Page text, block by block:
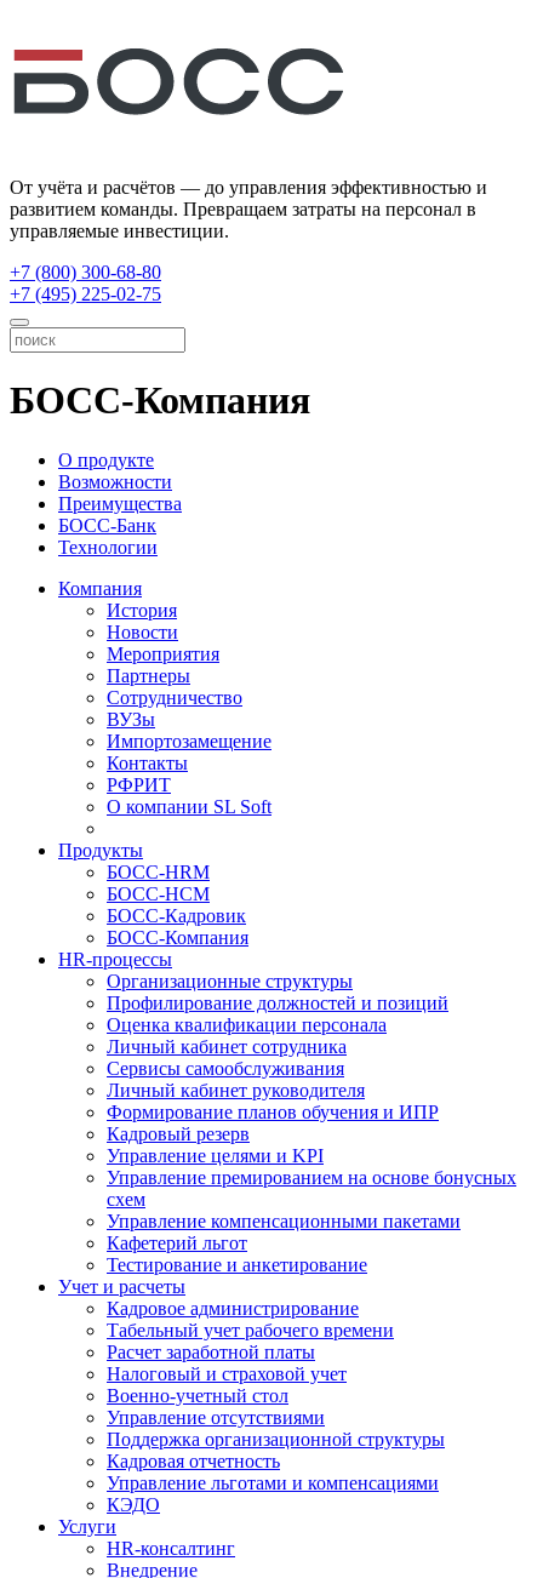
От учёта и расчётов — до управления эффективностью и
развитием команды. Превращаем затраты на персонал в
управляемые инвестиции.
+7 (800) 300-68-80
+7 (495) 225-02-75
БОСС-Компания
О продукте
Возможности
Преимущества
БОСС-Банк
Технологии
Компания
История
Новости
Мероприятия
Партнеры
Сотрудничество
ВУЗы
Импортозамещение
Контакты
РФРИТ
О компании SL Soft
Продукты
БОСС-HRM
БОСС-HCM
БОСС-Кадровик
БОСС-Компания
HR-процессы
Организационные структуры
Профилирование должностей и позиций
Оценка квалификации персонала
Личный кабинет сотрудника
Сервисы самообслуживания
Личный кабинет руководителя
Формирование планов обучения и ИПР
Кадровый резерв
Управление целями и KPI
Управление премированием на основе бонусных
схем
Управление компенсационными пакетами
Кафетерий льгот
Тестирование и анкетирование
Учет и расчеты
Кадровое администрирование
Табельный учет рабочего времени
Расчет заработной платы
Налоговый и страховой учет
Военно-учетный стол
Управление отсутствиями
Поддержка организационной структуры
Кадровая отчетность
Управление льготами и компенсациями
КЭДО
Услуги
HR-консалтинг
Внедрение